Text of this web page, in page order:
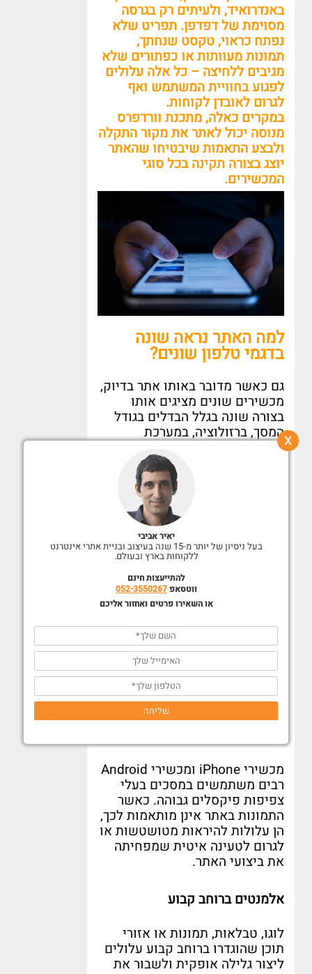
x
יאיר אביבי
בעל ניסיון של יותר מ-15 שנה בעיצוב ובניית אתרי אינטרנט
ללקוחות בארץ ובעולם.
להתייעצות חינם
ווטסאפ052-3550267
או השאירו פרטים ואחזור אליכם
שליחה
באנדרואיד, ולעיתים רק בגרסה
מסוימת של דפדפן. תפריט שלא
נפתח כראוי,טקסט שנחתך,
תמונות מעוותות או כפתורים שלא
מגיבים ללחיצה – כל אלה עלולים
לפגוע בחוויית המשתמש ואף
לגרום לאובדן לקוחות.
במקרים כאלה,מתכנת וורדפרס
מנוסה יכול לאתר את מקור התקלה
ולבצע התאמות שיבטיחו שהאתר
יוצג בצורה תקינה בכל סוגי
המכשירים.
למה האתר נראה שונה
בדגמי טלפון שונים?
גם כאשר מדובר באותו אתר בדיוק,
מכשירים שונים מציגים אותו
בצורה שונה בגלל הבדלים בגודל
המסך,ברזולוציה,במערכת
ההפעלה ובדפדפן.לכן אתר
וורדפרס שלא הוגדר בצורה
רספונסיבית מלאה עלול להיראות
תקין במכשיר אחד אך שבור
תגיתViewportחסרה או מוגדרת
Viewport מורה לדפדפן כיצד
להתאים את רוחב האתר לרוחב
כאשר היא חסרה או
מוגדרת בצורה לא תקינה,האתר
עשוי להופיע כגרסת מחשב
מוקטנת,עם טקסט קטן מדי
ואלמנטים שאינם מותאמים למגע.
מכשיריiPhone ומכשירי Android
רבים משתמשים במסכים בעלי
צפיפות פיקסלים גבוהה. כאשר
התמונות באתר אינן מותאמות לכך,
הן עלולות להיראות מטושטשות או
לגרום לטעינה איטית שמפחיתה
את ביצועי האתר.
אלמנטים ברוחב קבוע
לוגו, טבלאות, תמונות או אזורי
תוכן שהוגדרו ברוחב קבוע עלולים
ליצור גלילה אופקית ולשבור את